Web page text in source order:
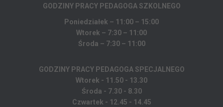
GODZINY PRACY PEDAGOGA SZKOLNEGO
Poniedziałek – 11:00 – 15:00
Wtorek – 7:30 – 11:00
Środa – 7:30 – 11:00
GODZINY PRACY PEDAGOGA SPECJALNEGO
Wtorek - 11.50 - 13.30
Środa - 7.30 - 8.30
Czwartek - 12.45 - 14.45